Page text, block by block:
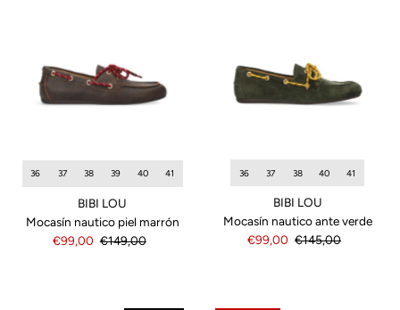
36 37 38 39 40 41
BIBI LOU
Mocasín nautico piel marrón
Precio
€99,00 Precio
€149,00
36 37 38 40 41
BIBI LOU
Mocasín nautico ante verde
Precio
€99,00 Precio
€145,00